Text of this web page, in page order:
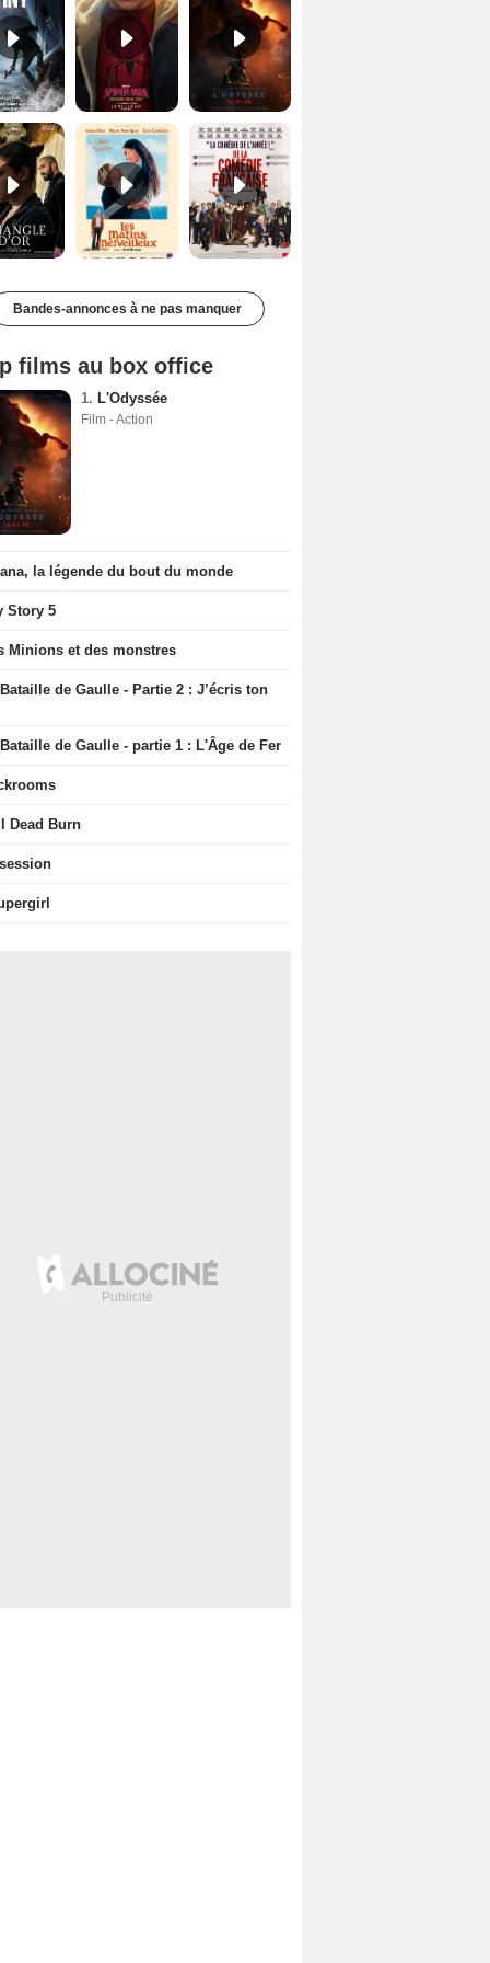
Le Triangle d'or Bande-annonce VF De la Comédie-Française Teaser VF
Bandes-annonces à ne pas manquer
films au box office
1. L'Odyssée
Film - Action
la légende du bout du monde
Story 5
Minions et des monstres
de Gaulle - Partie 2 : J’écris ton
de Gaulle - partie 1 : L'Âge de Fer
Dead Burn